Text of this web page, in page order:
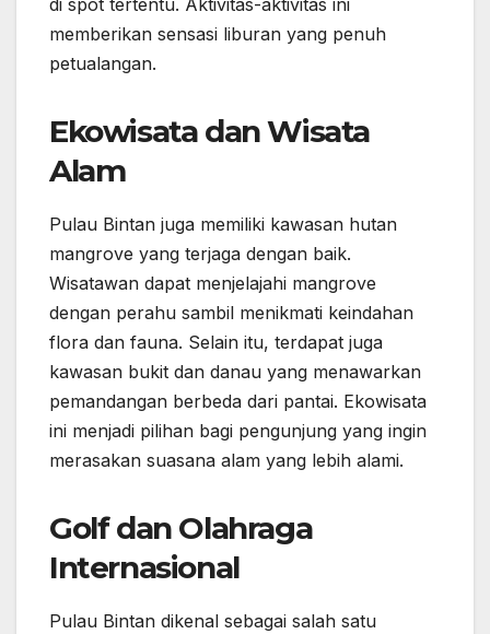
di spot tertentu. Aktivitas-aktivitas ini
memberikan sensasi liburan yang penuh
petualangan.
Ekowisata dan Wisata
Alam
Pulau Bintan juga memiliki kawasan hutan
mangrove yang terjaga dengan baik.
Wisatawan dapat menjelajahi mangrove
dengan perahu sambil menikmati keindahan
flora dan fauna. Selain itu, terdapat juga
kawasan bukit dan danau yang menawarkan
pemandangan berbeda dari pantai. Ekowisata
ini menjadi pilihan bagi pengunjung yang ingin
merasakan suasana alam yang lebih alami.
Golf dan Olahraga
Internasional
Pulau Bintan dikenal sebagai salah satu